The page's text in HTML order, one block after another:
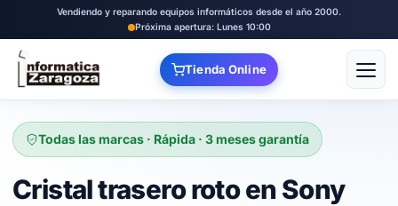
Vendiendo y reparando equipos informáticos desde el año 2000.
Próxima apertura: Lunes 10:00
Tienda Online Abrir
Todas las marcas · Rápida · 3 meses garantía
Cristal trasero roto en Sony